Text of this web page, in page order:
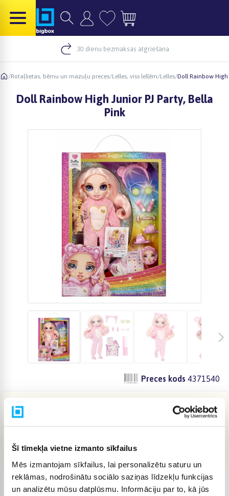
Šī tīmekļa vietne izmanto sīkfailus
Mēs izmantojam sīkfailus, lai personalizētu saturu un
reklāmas, nodrošinātu sociālo saziņas līdzekļu funkcijas
un analizētu mūsu datplūsmu. Informāciju par to, kā jūs
30 dienu bezmaksas atgriešana
/Rotaļlietas, bērnu un mazuļu preces/Lelles, viss lellēm/Lelles/Doll Rainbow High
Doll Rainbow High Junior PJ Party, Bella
Pink
Preces kods 4371540
35,76 €
IELIKT GROZĀ